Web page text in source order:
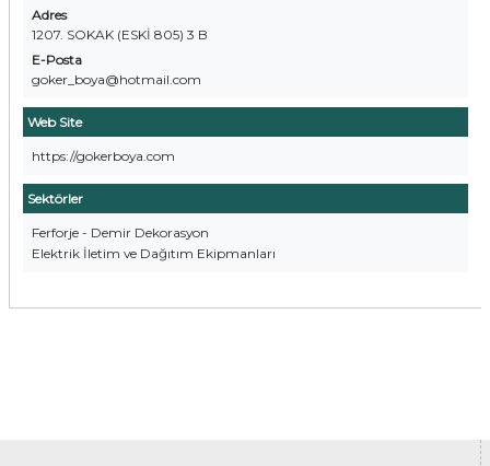
Adres
1207. SOKAK (ESKİ 805) 3 B
E-Posta
goker_boya@hotmail.com
Web Site
https://gokerboya.com
Sektörler
Ferforje - Demir Dekorasyon
Elektrik İletim ve Dağıtım Ekipmanları